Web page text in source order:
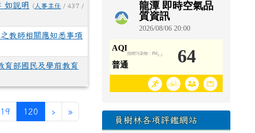
如說明 ( 人事主任 / 437 /
教師相關應知悉事項
育部國民及學前教育
120 (目前頁次)
›下一頁
»最後頁
員樹林各項評鑑網站